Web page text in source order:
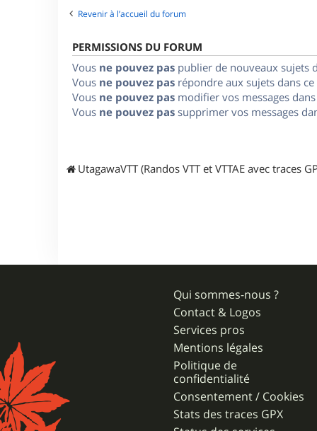
Revenir à l’accueil du forum
PERMISSIONS DU FORUM
Vous ne pouvez pas publier de nouveaux sujets
Vous ne pouvez pas répondre aux sujets dans
Vous ne pouvez pas modifier vos messages
Vous ne pouvez pas supprimer vos messages
UtagawaVTT (Randos VTT et VTTAE avec traces
Qui sommes-nous ?
Contact & Logos
Services pros
Mentions légales
Politique de
confidentialité
Consentement / Cookies
Stats des traces GPX